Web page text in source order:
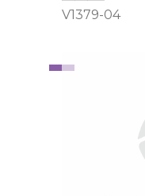
V1379-04